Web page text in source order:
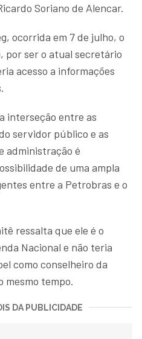
Soriano de Alencar.
ocorrida em 7 de julho, o
por ser o atual secretário
acesso a informações
interseção entre as
servidor público e as
administração é
de uma ampla
entre a Petrobras e o
ressalta que ele é o
Nacional e não teria
como conselheiro da
mesmo tempo.
DA PUBLICIDADE